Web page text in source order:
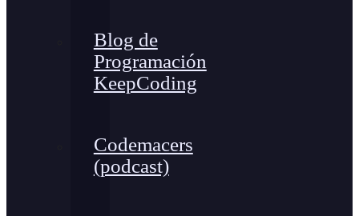
Blog de
Programación
KeepCoding
Codemacers
(podcast)